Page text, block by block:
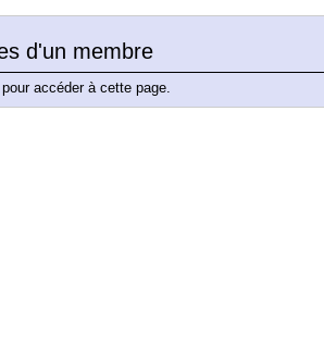
d'un membre
accéder à cette page.